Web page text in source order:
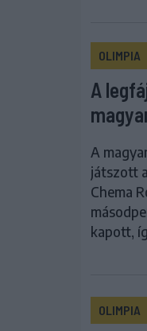
OLIMPIA
A
A
játszott
Chema
kapott,
OLIMPIA